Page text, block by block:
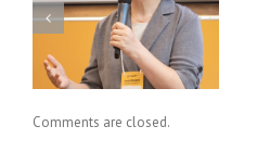
자연드림·채소파머스쿱,
기획재정부 표창 수상
Comments are closed.